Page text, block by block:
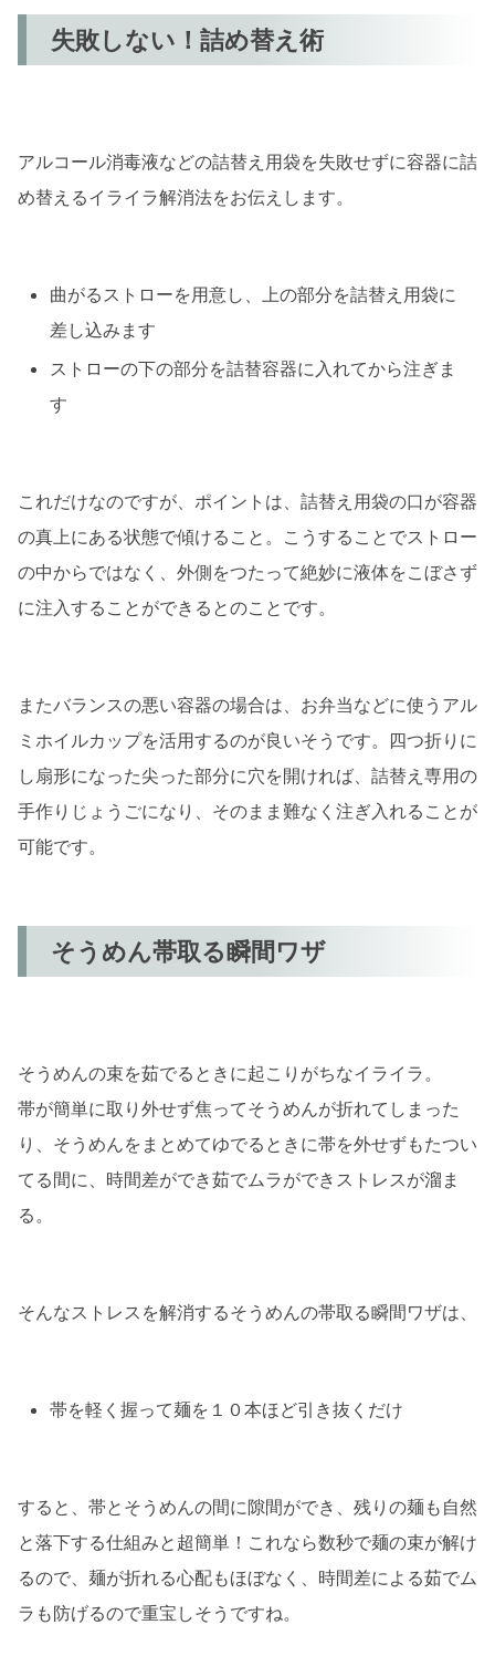
失敗しない！詰め替え術
アルコール消毒液などの詰替え用袋を失敗せずに容器に詰
め替えるイライラ解消法をお伝えします。
曲がるストローを用意し、上の部分を詰替え用袋に
差し込みます
ストローの下の部分を詰替容器に入れてから注ぎま
す
これだけなのですが、ポイントは、詰替え用袋の口が容器
の真上にある状態で傾けること。こうすることでストロー
の中からではなく、外側をつたって絶妙に液体をこぼさず
に注入することができるとのことです。
またバランスの悪い容器の場合は、お弁当などに使うアル
ミホイルカップを活用するのが良いそうです。四つ折りに
し扇形になった尖った部分に穴を開ければ、詰替え専用の
手作りじょうごになり、そのまま難なく注ぎ入れることが
可能です。
そうめん帯取る瞬間ワザ
そうめんの束を茹でるときに起こりがちなイライラ。
帯が簡単に取り外せず焦ってそうめんが折れてしまった
り、そうめんをまとめてゆでるときに帯を外せずもたつい
てる間に、時間差ができ茹でムラができストレスが溜ま
る。
そんなストレスを解消するそうめんの帯取る瞬間ワザは、
帯を軽く握って麺を１０本ほど引き抜くだけ
すると、帯とそうめんの間に隙間ができ、残りの麺も自然
と落下する仕組みと超簡単！これなら数秒で麺の束が解け
るので、麺が折れる心配もほぼなく、時間差による茹でム
ラも防げるので重宝しそうですね。